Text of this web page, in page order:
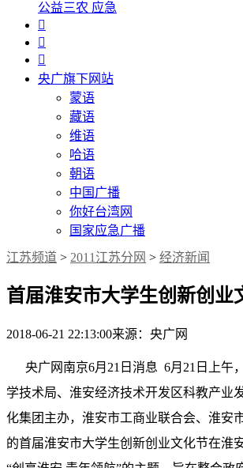
公益三农 应急



央广旗下网站
蒙语
藏语
维语
哈语
朝语
中国广播
你好台湾网
国家应急广播
江苏频道 > 2011江苏分网 > 经济新闻
首届淮安市大学生创新创业
2018-06-21 22:13:00来源：央广网
央广网南京6月21日消息 6月21日上午
学技术局、淮安经济技术开发区科教产业
化集团主办，淮安市工商业联合会、淮安
的首届淮安市大学生创新创业文化节在淮